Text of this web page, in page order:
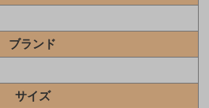
ブランド
サイズ